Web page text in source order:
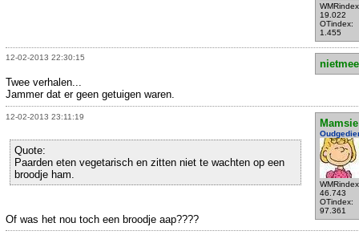
19.022
OTindex:
1.455
12-02-2013 22:30:15
Twee verhalen...
Jammer dat er geen getuigen waren.
12-02-2013 23:11:19
Mamsie
46.743
OTindex:
97.361
Quote:
Paarden eten vegetarisch en zitten niet te wachten op een
broodje ham.
Of was het nou toch een broodje aap????